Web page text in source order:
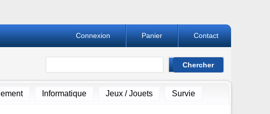
Contact
Panier
Connexion
Informatique Jeux / Jouets
Survie